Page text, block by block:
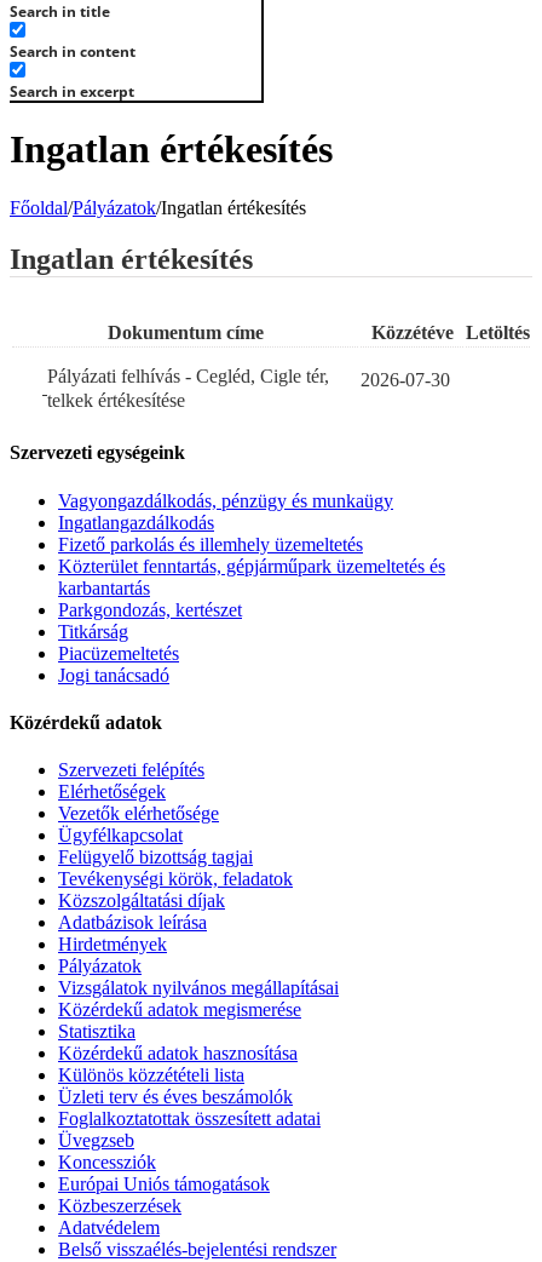
Search in title
Search in content
Search in excerpt
Ingatlan értékesítés
Főoldal/Pályázatok/Ingatlan értékesítés
Ingatlan értékesítés
Dokumentum címe Közzétéve Letöltés
Pályázati felhívás - Cegléd, Cigle tér,
telkek értékesítése
2026-07-30
Szervezeti egységeink
Vagyongazdálkodás, pénzügy és munkaügy
Ingatlangazdálkodás
Fizető parkolás és illemhely üzemeltetés
Közterület fenntartás, gépjárműpark üzemeltetés és
karbantartás
Parkgondozás, kertészet
Titkárság
Piacüzemeltetés
Jogi tanácsadó
Közérdekű adatok
Szervezeti felépítés
Elérhetőségek
Vezetők elérhetősége
Ügyfélkapcsolat
Felügyelő bizottság tagjai
Tevékenységi körök, feladatok
Közszolgáltatási díjak
Adatbázisok leírása
Hirdetmények
Pályázatok
Vizsgálatok nyilvános megállapításai
Közérdekű adatok megismerése
Statisztika
Közérdekű adatok hasznosítása
Különös közzétételi lista
Üzleti terv és éves beszámolók
Foglalkoztatottak összesített adatai
Üvegzseb
Koncessziók
Európai Uniós támogatások
Közbeszerzések
Adatvédelem
Belső visszaélés-bejelentési rendszer